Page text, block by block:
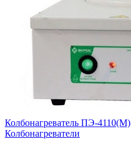
Колбонагреватель ПЭ-4110(М)
Колбонагреватели